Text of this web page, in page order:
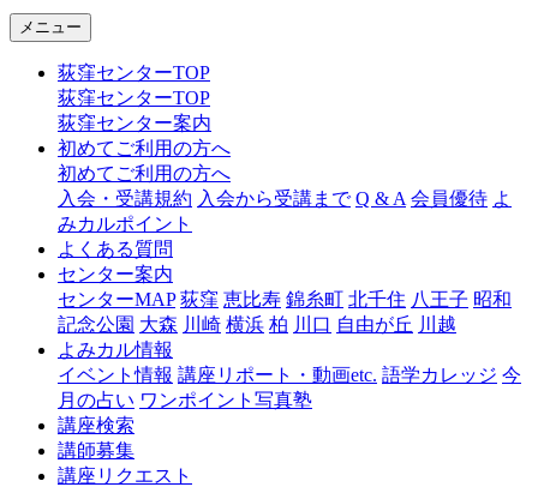
ャ
窪
メニュー
荻窪センターTOP
荻窪センターTOP
荻窪センター案内
初めてご利用の方へ
初めてご利用の方へ
入会・受講規約 入会から受講まで Q & A 会員優待 よ
みカルポイント
よくある質問
センター案内
センターMAP 荻窪 恵比寿 錦糸町 北千住 八王子 昭和
記念公園 大森 川崎 横浜 柏 川口 自由が丘 川越
よみカル情報
イベント情報 講座リポート・動画etc. 語学カレッジ 今
月の占い ワンポイント写真塾
講座検索
講師募集
講座リクエスト